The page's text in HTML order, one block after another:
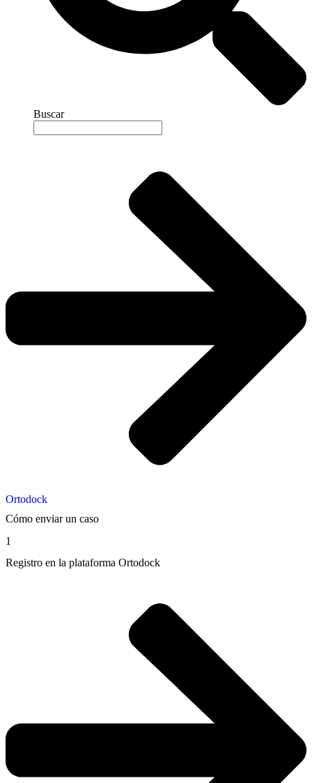
Buscar
Ortodock
Cómo enviar un caso
1
Registro en la plataforma Ortodock